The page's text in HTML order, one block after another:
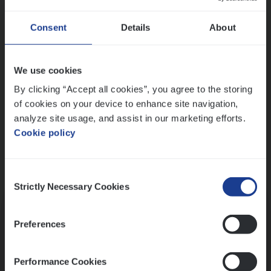
Consent Details About
We use cookies
By clicking “Accept all cookies”, you agree to the storing
of cookies on your device to enhance site navigation,
analyze site usage, and assist in our marketing efforts.
Cookie policy
Selection
Strictly Necessary Cookies
Preferences
Performance Cookies
Ons sollicitatieproces